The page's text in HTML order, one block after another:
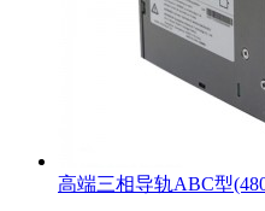
高端三相导轨ABC型